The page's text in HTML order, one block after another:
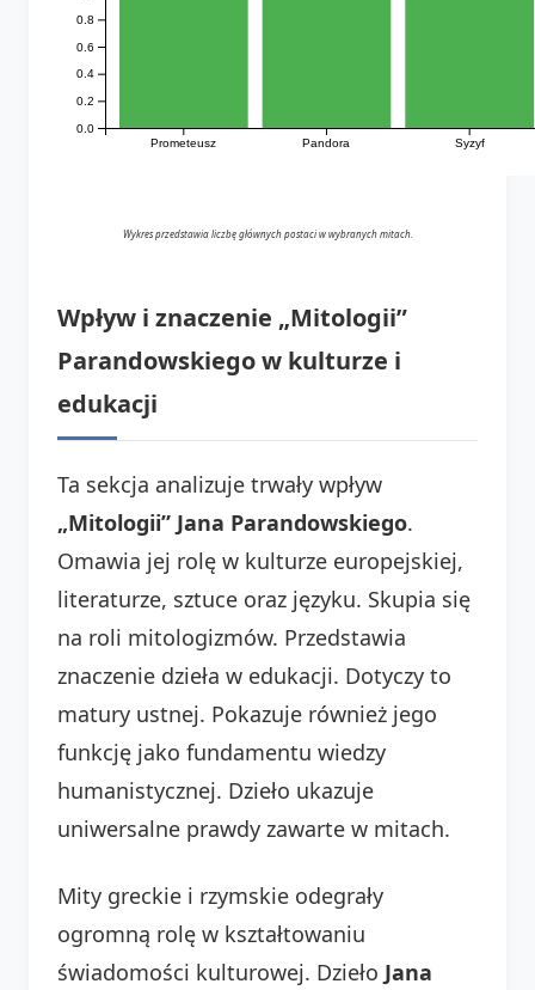
Prometeusz Pandora Syzyf
0.0
0.2
0.4
0.6
0.8
Wykres przedstawia liczbę głównych postaci w wybranych mitach.
Wpływ i znaczenie „Mitologii”
Parandowskiego w kulturze i
edukacji
Ta sekcja analizuje trwały wpływ
„Mitologii” Jana Parandowskiego.
Omawia jej rolę w kulturze europejskiej,
literaturze, sztuce oraz języku. Skupia się
na roli mitologizmów. Przedstawia
znaczenie dzieła w edukacji. Dotyczy to
matury ustnej. Pokazuje również jego
funkcję jako fundamentu wiedzy
humanistycznej. Dzieło ukazuje
uniwersalne prawdy zawarte w mitach.
Mity greckie i rzymskie odegrały
ogromną rolę w kształtowaniu
świadomości kulturowej. Dzieło Jana